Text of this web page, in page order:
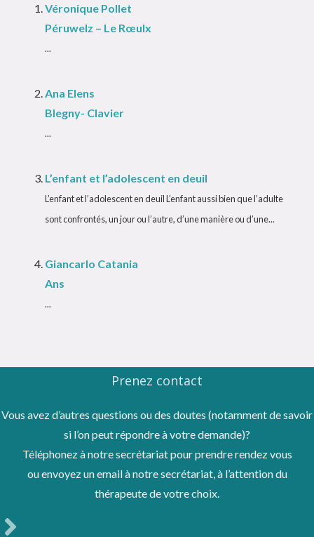
Véronique Pollet
Péruwelz – Le Rœulx
...
Ana Elens
Blegny- Clavier
...
L’enfant et l’adolescent en deuil
L’enfant et l’adolescent en deuil L’enfant aussi bien que l’adulte
sont confrontés, un jour ou l’autre, d’une manière ou d’une...
Giancarlo Catania
Ans
...
Prenez contact
Vous avez d’autres questions ou des doutes (notamment de savoir
si l’on peut répondre à votre demande)?
Téléphonez à notre secrétariat pour prendre rendez vous
ou envoyez un email à notre secrétariat, à l’attention du
thérapeute de votre choix.